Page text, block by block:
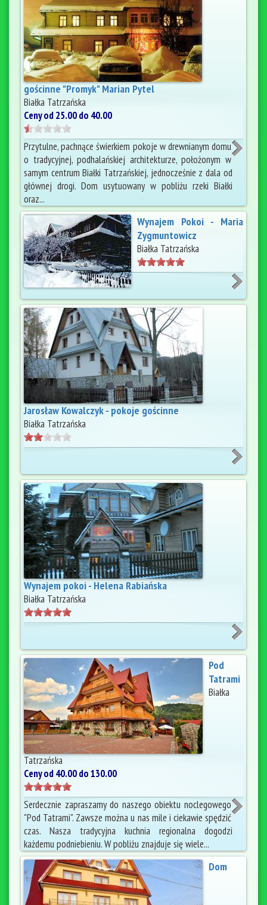
gościnne "Promyk" Marian Pytel
Białka Tatrzańska
Ceny od 25.00 do 40.00
Przytulne, pachnące świerkiem pokoje w drewnianym domu
o tradycyjnej, podhalańskiej architekturze, położonym w
samym centrum Białki Tatrzańskiej, jednocześnie z dala od
głównej drogi. Dom usytuowany w pobliżu rzeki Białki
oraz...
Wynajem Pokoi - Maria
Zygmuntowicz
Białka Tatrzańska
Jarosław Kowalczyk - pokoje gościnne
Białka Tatrzańska
Wynajem pokoi - Helena Rabiańska
Białka Tatrzańska
Pod
Tatrami
Białka
Tatrzańska
Ceny od 40.00 do 130.00
Serdecznie zapraszamy do naszego obiektu noclegowego
"Pod Tatrami". Zawsze można u nas mile i ciekawie spędzić
czas. Nasza tradycyjna kuchnia regionalna dogodzi
każdemu podniebieniu. W pobliżu znajduje się wiele...
Dom